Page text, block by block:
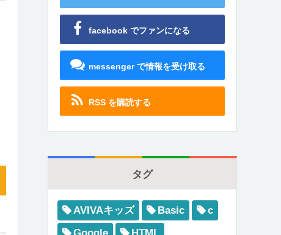
facebook でファンになる
messenger で情報を受け取る
RSS を購読する
タグ
AVIVAキッズ Basic
c